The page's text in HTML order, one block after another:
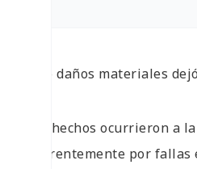
Solo daños materiales
Los hechos ocurrieron a
aparentemente por fallas